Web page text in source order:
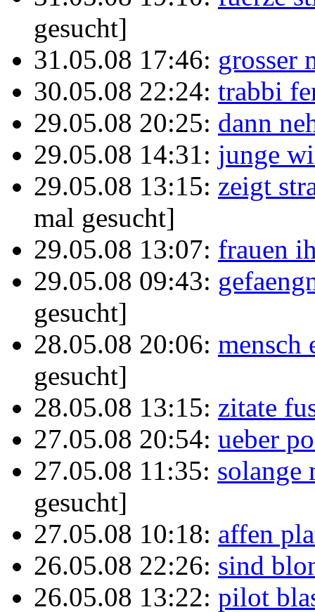
gesucht]
31.05.08 17:46: grosser
30.05.08 22:24: trabbi
29.05.08 20:25: dann
29.05.08 14:31: junge
29.05.08 13:15: zeigt
mal gesucht]
29.05.08 13:07: frauen
29.05.08 09:43:
gesucht]
28.05.08 20:06: mensch
gesucht]
28.05.08 13:15: zitate
27.05.08 20:54: ueber
27.05.08 11:35: solange
gesucht]
27.05.08 10:18: affen
26.05.08 22:26: sind
26.05.08 13:22: pilot